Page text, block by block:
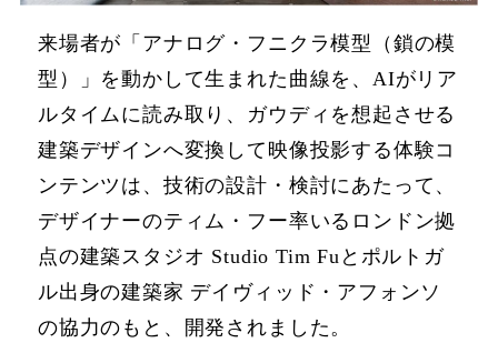
来場者が「アナログ・フニクラ模型（鎖の模
型）」を動かして生まれた曲線を、AIがリア
ルタイムに読み取り、ガウディを想起させる
建築デザインへ変換して映像投影する体験コ
ンテンツは、技術の設計・検討にあたって、
デザイナーのティム・フー率いるロンドン拠
点の建築スタジオ Studio Tim Fuとポルトガ
ル出身の建築家 デイヴィッド・アフォンソ
の協力のもと、開発されました。